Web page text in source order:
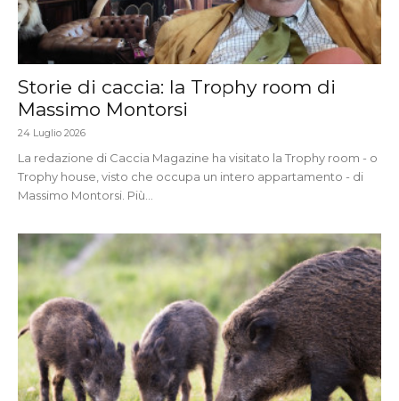
Storie di caccia: la Trophy room di
Massimo Montorsi
24 Luglio 2026
La redazione di Caccia Magazine ha visitato la Trophy room - o
Trophy house, visto che occupa un intero appartamento - di
Massimo Montorsi. Più...